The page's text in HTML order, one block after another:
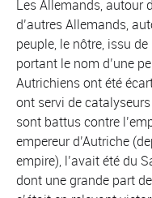
Les Allemands, autour
d’autres Allemands,
peuple, le nôtre, issu
portant le nom d’une
Autrichiens ont été
ont servi de
sont battus contre
empereur d’Autriche
empire), l’avait été du
dont une grande part